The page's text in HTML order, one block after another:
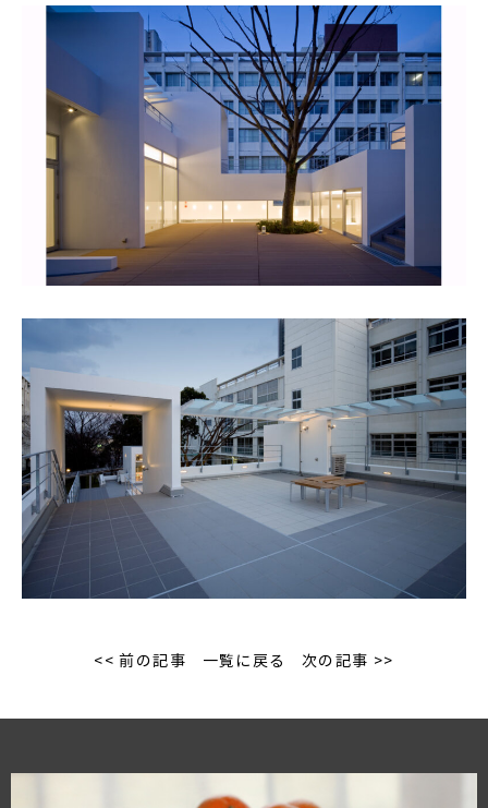
<< 前の記事 一覧に戻る 次の記事 >>